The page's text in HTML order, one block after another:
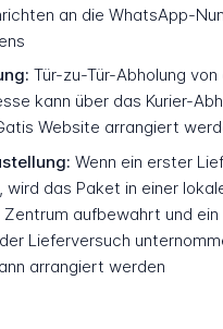
an die WhatsApp-
Tür-zu-Tür-Abholung von
kann über das Kurier-
Website arrangiert
Wenn ein erster
das Paket in einer
Zentrum aufbewahrt und ein
Lieferversuch
arrangiert werden